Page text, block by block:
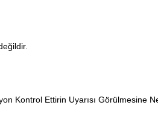
Kontrol Ettirin Uyarısı Görülmesine